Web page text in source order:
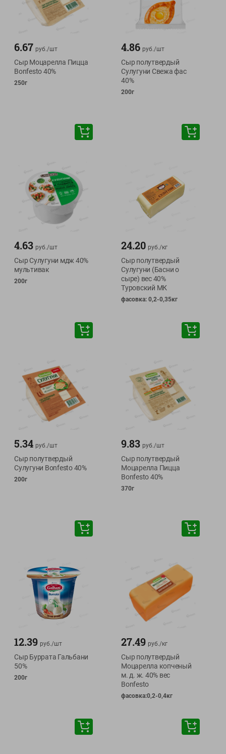
6.67 руб./шт
Сыр Моцарелла Пицца
Bonfesto 40%
250г
4.86 руб./шт
Сыр полутвердый
Сулугуни Свежа фас
40%
200г
4.63 руб./шт
Сыр Сулугуни мдж 40%
мультивак
200г
24.20 руб./кг
Сыр полутвердый
Сулугуни (Басни о
сыре) вес 40%
Туровский МК
фасовка: 0,2-0,35кг
5.34 руб./шт
Сыр полутвердый
Сулугуни Bonfesto 40%
200г
9.83 руб./шт
Сыр полутвердый
Моцарелла Пицца
Bonfesto 40%
370г
12.39 руб./шт
Сыр Буррата Гальбани
50%
200г
27.49 руб./кг
Сыр полутвердый
Моцарелла копченый
м. д. ж. 40% вес
Bonfesto
фасовка:0,2-0,4кг